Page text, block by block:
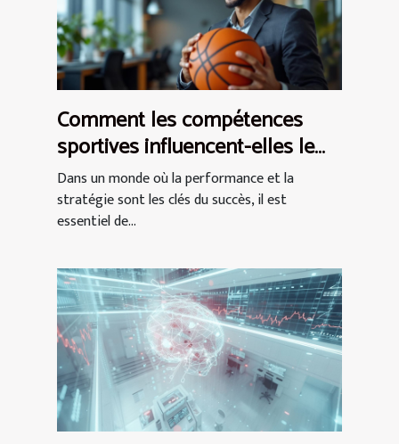
Comment les compétences
sportives influencent-elles le
monde des affaires ?
Dans un monde où la performance et la
stratégie sont les clés du succès, il est
essentiel de...